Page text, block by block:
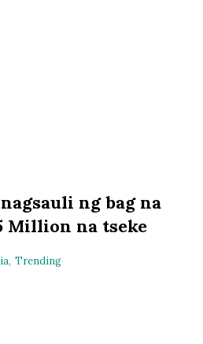
ng bag na
Million na tseke
, Trending